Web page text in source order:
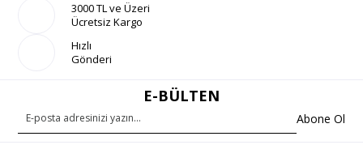
3000 TL ve Üzeri
Ücretsiz Kargo
Hızlı
Gönderi
E-BÜLTEN
Abone Ol